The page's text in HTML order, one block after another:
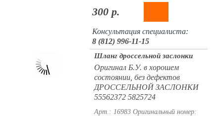
300 р.
Консультация специалиста:
8 (812) 996-11-15
Шланг дроссельной заслонки
Оригинал Б.У. в хорошем
состоянии, без дефектов
ДРОССЕЛЬНОЙ ЗАСЛОНКИ
55562372 5825724
Арт.: 16983 Оригинальный номер: